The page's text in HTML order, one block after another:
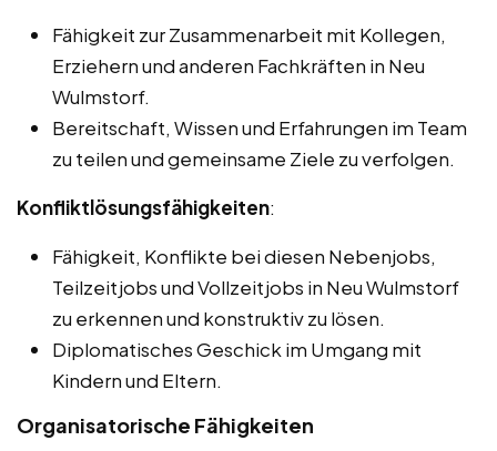
Fähigkeit zur Zusammenarbeit mit Kollegen,
Erziehern und anderen Fachkräften in Neu
Wulmstorf.
Bereitschaft, Wissen und Erfahrungen im Team
zu teilen und gemeinsame Ziele zu verfolgen.
Konfliktlösungsfähigkeiten:
Fähigkeit, Konflikte bei diesen Nebenjobs,
Teilzeitjobs und Vollzeitjobs in Neu Wulmstorf
zu erkennen und konstruktiv zu lösen.
Diplomatisches Geschick im Umgang mit
Kindern und Eltern.
Organisatorische Fähigkeiten